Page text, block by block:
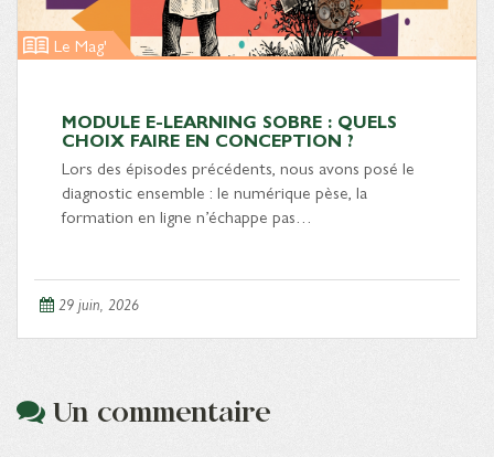
Le Mag'
MODULE E-LEARNING SOBRE : QUELS
CHOIX FAIRE EN CONCEPTION ?
Lors des épisodes précédents, nous avons posé le
diagnostic ensemble : le numérique pèse, la
formation en ligne n’échappe pas…
29 juin, 2026
Un commentaire